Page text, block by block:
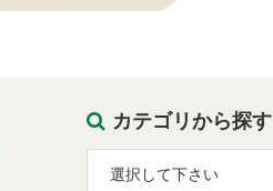
カテゴリから探す